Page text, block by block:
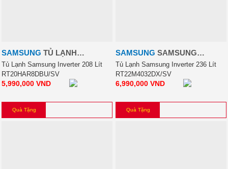
SAMSUNG TỦ LẠNH
SAMSUNG INVERTER 208 LÍT
Tủ Lạnh Samsung Inverter 208 Lít
RT20HAR8DBU/SV
5,990,000 VND
Quà Tặng
SAMSUNG SAMSUNG
INVERTER 236 LÍT
Tủ Lạnh Samsung Inverter 236 Lít
RT22M4032DX/SV
6,990,000 VND
Quà Tặng